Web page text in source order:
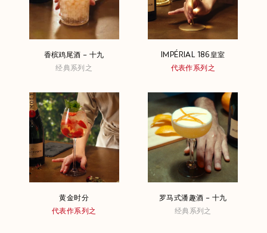
香槟鸡尾酒 – 十九
经典系列之
IMPÉRIAL 186皇室
代表作系列之
黄金时分
代表作系列之
罗马式潘趣酒 – 十九
经典系列之